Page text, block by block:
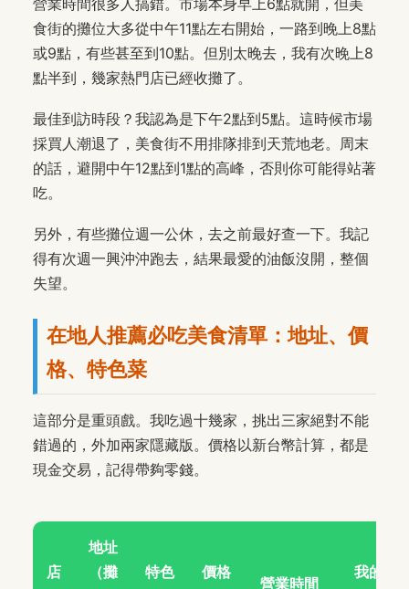
營業時間很多人搞錯。市場本身早上6點就開，但美
食街的攤位大多從中午11點左右開始，一路到晚上8點
或9點，有些甚至到10點。但別太晚去，我有次晚上8
點半到，幾家熱門店已經收攤了。
最佳到訪時段？我認為是下午2點到5點。這時候市場
採買人潮退了，美食街不用排隊排到天荒地老。周末
的話，避開中午12點到1點的高峰，否則你可能得站著
吃。
另外，有些攤位週一公休，去之前最好查一下。我記
得有次週一興沖沖跑去，結果最愛的油飯沒開，整個
失望。
在地人推薦必吃美食清單：地址、價
格、特色菜
這部分是重頭戲。我吃過十幾家，挑出三家絕對不能
錯過的，外加兩家隱藏版。價格以新台幣計算，都是
現金交易，記得帶夠零錢。
店
地址
（攤
特色
價格
營業時間
我的